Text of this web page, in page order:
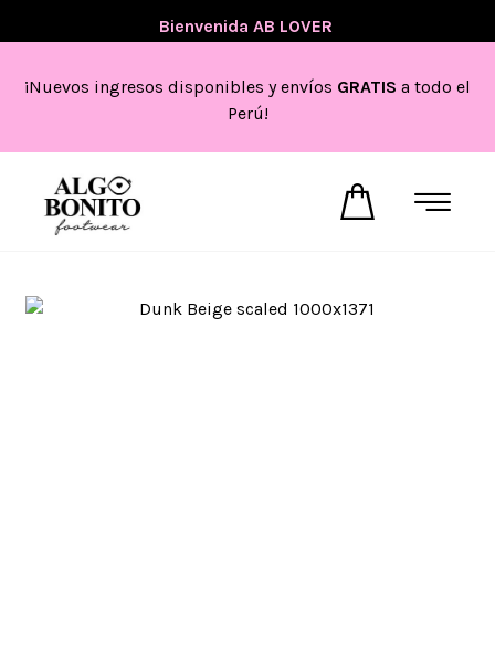
Bienvenida AB LOVER
¡Nuevos ingresos disponibles y envíos GRATIS a todo el
Perú!